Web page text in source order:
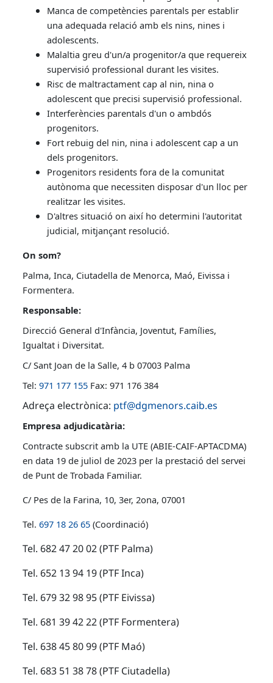
Manca de competències parentals per establir
una adequada relació amb els nins, nines i
adolescents.
Malaltia greu d'un/a progenitor/a que requereix
supervisió professional durant les visites.
Risc de maltractament cap al nin, nina o
adolescent que precisi supervisió professional.
Interferències parentals d'un o ambdós
progenitors.
Fort rebuig del nin, nina i adolescent cap a un
dels progenitors.
Progenitors residents fora de la comunitat
autònoma que necessiten disposar d'un lloc per
realitzar les visites.
D'altres situació on així ho determini l'autoritat
judicial, mitjançant resolució.
On som?
Palma, Inca, Ciutadella de Menorca, Maó, Eivissa i
Formentera.
Responsable:
Direcció General d'Infància, Joventut, Famílies,
Igualtat i Diversitat.
C/ Sant Joan de la Salle, 4 b 07003 Palma
Tel:971 177 155 Fax: 971 176 384
Adreça electrònica: ptf@dgmenors.caib.es
Empresa adjudicatària:
Contracte subscrit amb la UTE (ABIE-CAIF-APTACDMA)
en data 19 de juliol de 2023 per la prestació del servei
de Punt de Trobada Familiar.
C/ Pes de la Farina, 10, 3er, 2ona, 07001
Tel.697 18 26 65(Coordinació)
Tel. 682 47 20 02 (PTF Palma)
Tel. 652 13 94 19 (PTF Inca)
Tel. 679 32 98 95 (PTF Eivissa)
Tel. 681 39 42 22 (PTF Formentera)
Tel. 638 45 80 99 (PTF Maó)
Tel. 683 51 38 78 (PTF Ciutadella)